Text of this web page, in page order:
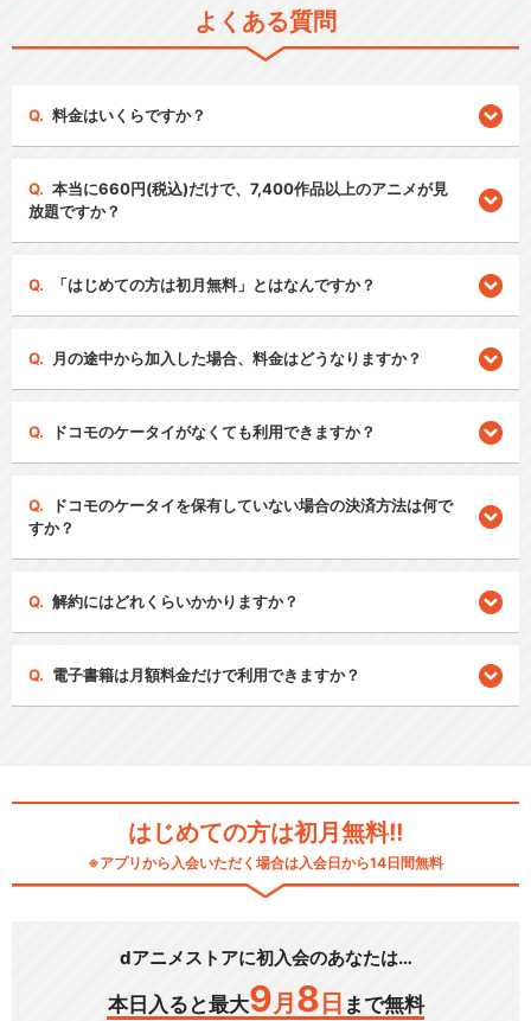
よくある質問
料金はいくらですか？
本当に660円(税込)だけで、7,400作品以上のアニメが見
放題ですか？
「はじめての方は初月無料」とはなんですか？
月の途中から加入した場合、料金はどうなりますか？
ドコモのケータイがなくても利用できますか？
ドコモのケータイを保有していない場合の決済方法は何で
すか？
解約にはどれくらいかかりますか？
電子書籍は月額料金だけで利用できますか？
はじめての方は初月無料!!
※アプリから入会いただく場合は入会日から14日間無料
dアニメストアに初入会のあなたは…
本日入ると最大9 月 8 日 まで無料